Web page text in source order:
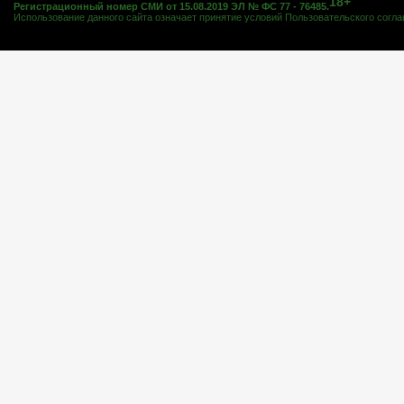
Регистрационный номер СМИ от 15.08.2019 ЭЛ № ФС 77 - 76485.
Использование данного сайта означает принятие условий Пользовательского